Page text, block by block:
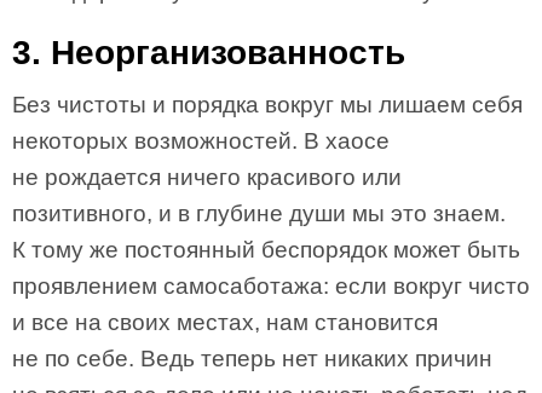
3. Неорганизованность
Без чистоты и порядка вокруг мы лишаем себя
некоторых возможностей. В хаосе
не рождается ничего красивого или
позитивного, и в глубине души мы это знаем.
К тому же постоянный беспорядок может быть
проявлением самосаботажа: если вокруг чисто
и все на своих местах, нам становится
не по себе. Ведь теперь нет никаких причин